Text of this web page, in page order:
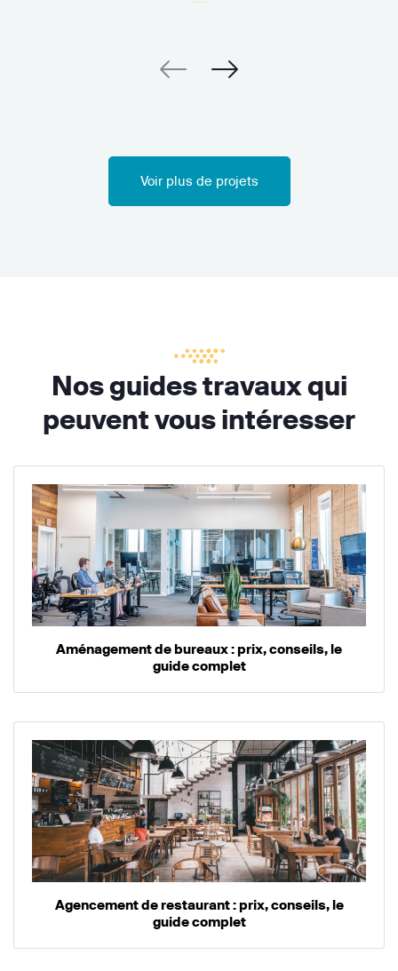
Voir plus de projets
Nos guides travaux qui
peuvent vous intéresser
Aménagement de bureaux : prix, conseils, le
guide complet
Agencement de restaurant : prix, conseils, le
guide complet